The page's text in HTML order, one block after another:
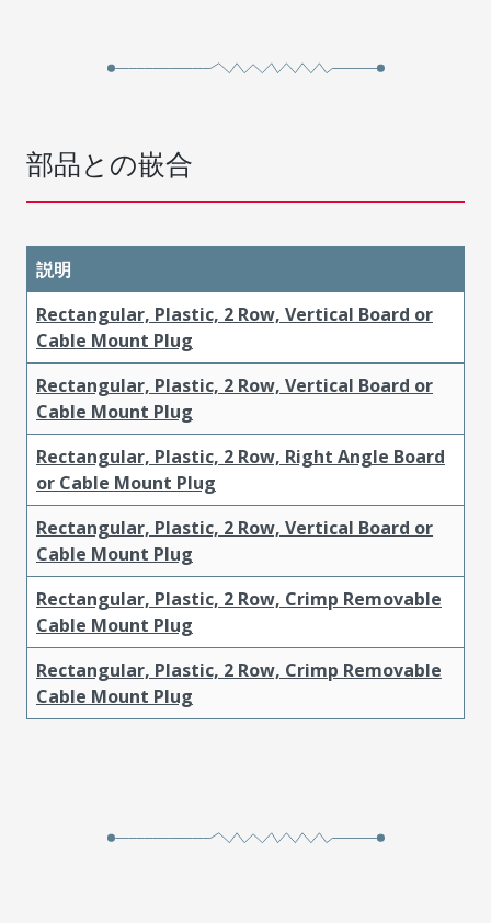
部品との嵌合
説明
Rectangular, Plastic, 2 Row, Vertical Board or
Cable Mount Plug
Rectangular, Plastic, 2 Row, Vertical Board or
Cable Mount Plug
Rectangular, Plastic, 2 Row, Right Angle Board
or Cable Mount Plug
Rectangular, Plastic, 2 Row, Vertical Board or
Cable Mount Plug
Rectangular, Plastic, 2 Row, Crimp Removable
Cable Mount Plug
Rectangular, Plastic, 2 Row, Crimp Removable
Cable Mount Plug